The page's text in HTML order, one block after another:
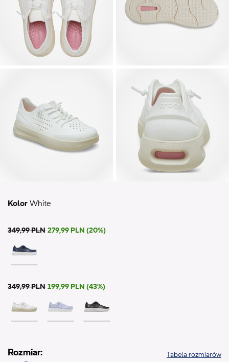
Kolor White
349,99 PLN 279,99 PLN (20%)
349,99 PLN 199,99 PLN (43%)
Rozmiar: Tabela rozmiarów